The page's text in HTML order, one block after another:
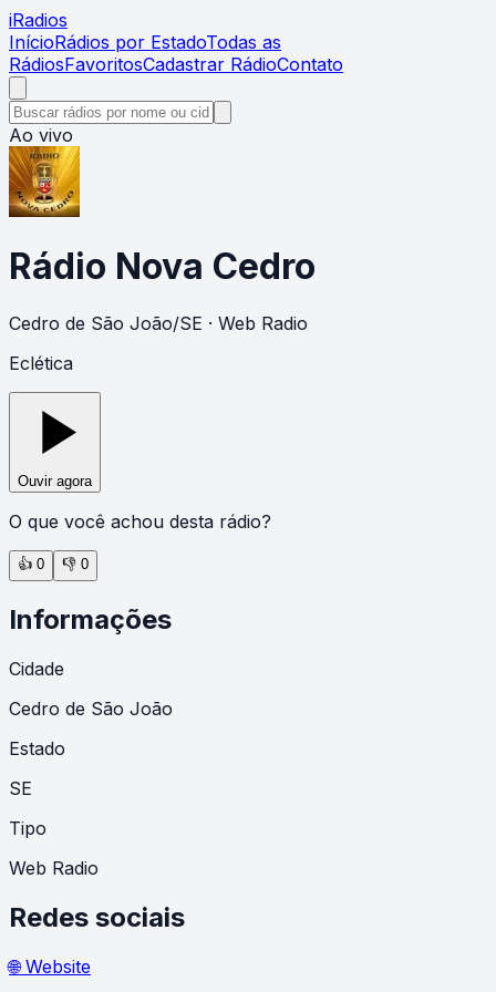
iRadios
InícioRádios por EstadoTodas as
RádiosFavoritosCadastrar RádioContato
Ao vivo
Rádio Nova Cedro
Cedro de São João/SE · Web Radio
Eclética
Ouvir agora
O que você achou desta rádio?
👍 0 👎 0
Informações
Cidade
Cedro de São João
Estado
SE
Tipo
Web Radio
Redes sociais
🌐 Website